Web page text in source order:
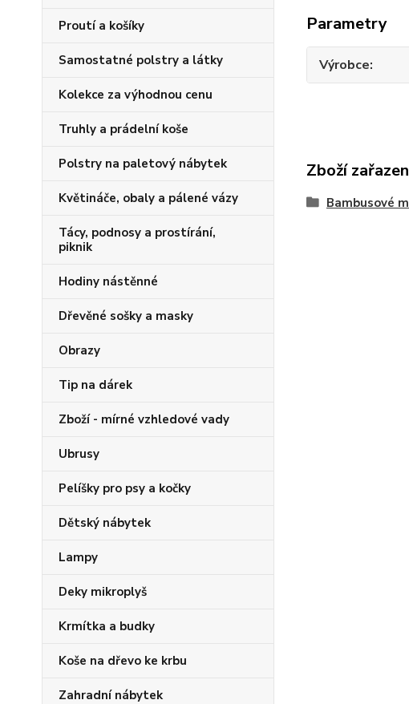
Proutí a košíky
Samostatné polstry a látky
Kolekce za výhodnou cenu
Truhly a prádelní koše
Polstry na paletový nábytek
Květináče, obaly a pálené vázy
Tácy, podnosy a prostírání,
piknik
Hodiny nástěnné
Dřevěné sošky a masky
Obrazy
Tip na dárek
Zboží - mírné vzhledové vady
Ubrusy
Pelíšky pro psy a kočky
Dětský nábytek
Lampy
Deky mikroplyš
Krmítka a budky
Koše na dřevo ke krbu
Zahradní nábytek
Parametry
Výrobce
Zboží
Bambusové